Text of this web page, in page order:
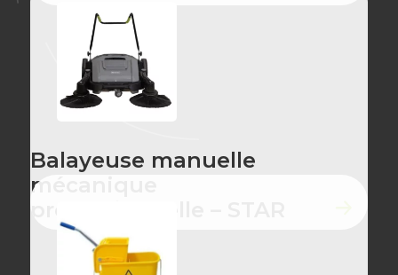
Balayeuse manuelle
mécanique